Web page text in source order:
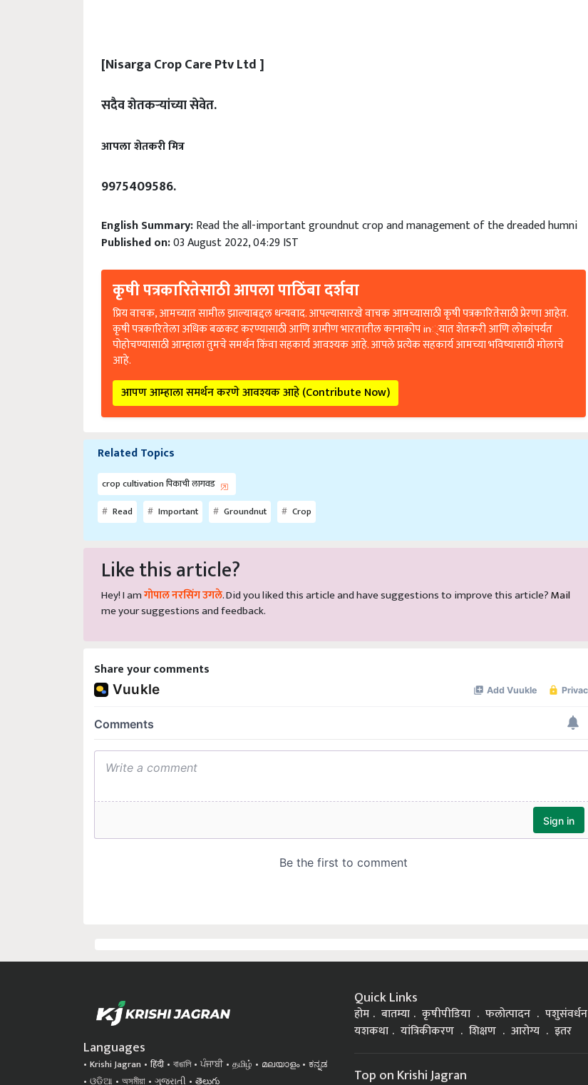
[Nisarga Crop Care Ptv Ltd ]
सदैव शेतकऱ्यांच्या सेवेत.
आपला शेतकरी मित्र
9975409586.
English Summary: Read the all-important groundnut crop and management of the dreaded humni
Published on:03 August 2022, 04:29 IST
कृषी पत्रकारितेसाठी आपला पाठिंबा दर्शवा
प्रिय वाचक, आमच्यात सामील झाल्याबद्दल धन्यवाद. आपल्यासारखे वाचक आमच्यासाठी कृषी पत्रकारितेसाठी प्रेरणा आहेत.
कृषी पत्रकारितेला अधिक बळकट करण्यासाठी आणि ग्रामीण भारतातील कानाकोप in्यात शेतकरी आणि लोकांपर्यंत
पोहोचण्यासाठी आम्हाला तुमचे समर्थन किंवा सहकार्य आवश्यक आहे. आपले प्रत्येक सहकार्य आमच्या भविष्यासाठी मोलाचे
आहे.
आपण आम्हाला समर्थन करणे आवश्यक आहे (Contribute Now)
Related Topics
crop cultivation पिकाची लागवड
Read
Important Groundnut Crop
Like this article?
Hey! I am गोपाल नरसिंग उगले . Did you liked this article and have suggestions to improve this article? Mail
me your suggestions and feedback.
Share your comments
Languages
Krishi Jagran हिंदी বাঙালি ਪੰਜਾਬੀ தமிழ் മലയാളം
ಕನ್ನಡ
ଓଡିଆ
অসমীয়া ગુજરાતી తెలుగు
Quick Links
होम बातम्या कृषीपीडिया फलोत्पादन पशुसंवर्धन
यशकथा
यांत्रिकीकरण शिक्षण आरोग्य इतर
Top on Krishi Jagran